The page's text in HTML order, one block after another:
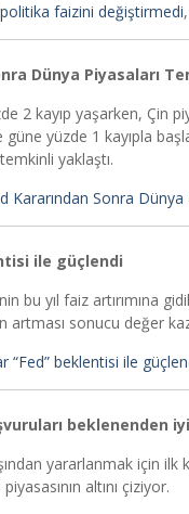
faizini değiştirmedi
Dünya Piyasaları
2 kayıp yaşarken, Çin
yüzde 1 kayıpla
yaklaştı.
Kararından Sonra Dünya
ile güçlendi
bu yıl faiz artırımına
artması sonucu değer
“Fed” beklentisi ile
beklenenden iyi
yararlanmak için ilk
altını çiziyor.